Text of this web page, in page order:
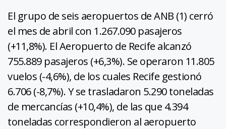
El grupo de seis aeropuertos de ANB (1) cerró
el mes de abril con 1.267.090 pasajeros
(+11,8%). El Aeropuerto de Recife alcanzó
755.889 pasajeros (+6,3%). Se operaron 11.805
vuelos (-4,6%), de los cuales Recife gestionó
6.706 (-8,7%). Y se trasladaron 5.290 toneladas
de mercancías (+10,4%), de las que 4.394
toneladas correspondieron al aeropuerto